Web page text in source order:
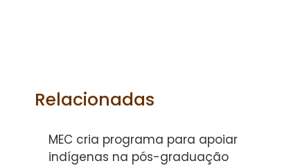
Relacionadas
MEC cria programa para apoiar
indígenas na pós-graduação